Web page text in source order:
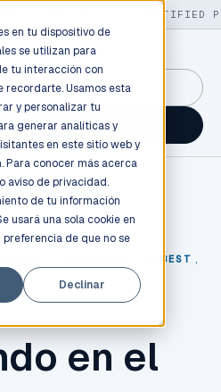
en tu dispositivo de
se utilizan para
tu interacción con
recordarte. Usamos esta
y personalizar tu
generar analíticas y
en este sitio web y
Para conocer más acerca
aviso de privacidad.
de tu información
usará una sola cookie en
de que no se
Declinar
130+ CERTIFIED
→
engineer →
INBEST
en el